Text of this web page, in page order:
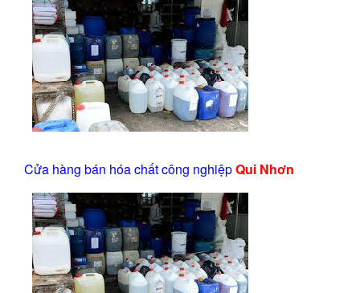
Cửa hàng bán hóa chất công nghiệpQui Nhơn